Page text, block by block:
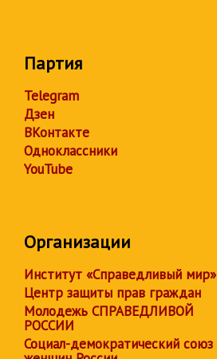
Партия
Telegram
Дзен
ВКонтакте
Одноклассники
YouTube
Организации
Институт «Справедливый мир»
Центр защиты прав граждан
Молодежь СПРАВЕДЛИВОЙ
РОССИИ
Социал-демократический союз